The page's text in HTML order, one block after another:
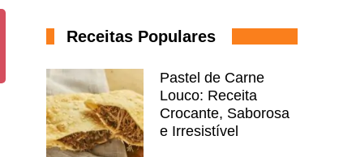
Receitas Populares
Pastel de Carne
Louco: Receita
Crocante, Saborosa
e Irresistível